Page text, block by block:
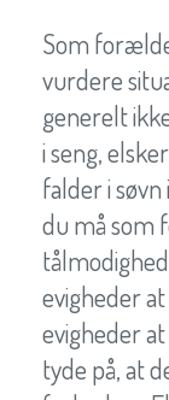
Som
vurdere
generelt
i seng,
falder i
du må som
evigheder
evigheder
tyde på, at